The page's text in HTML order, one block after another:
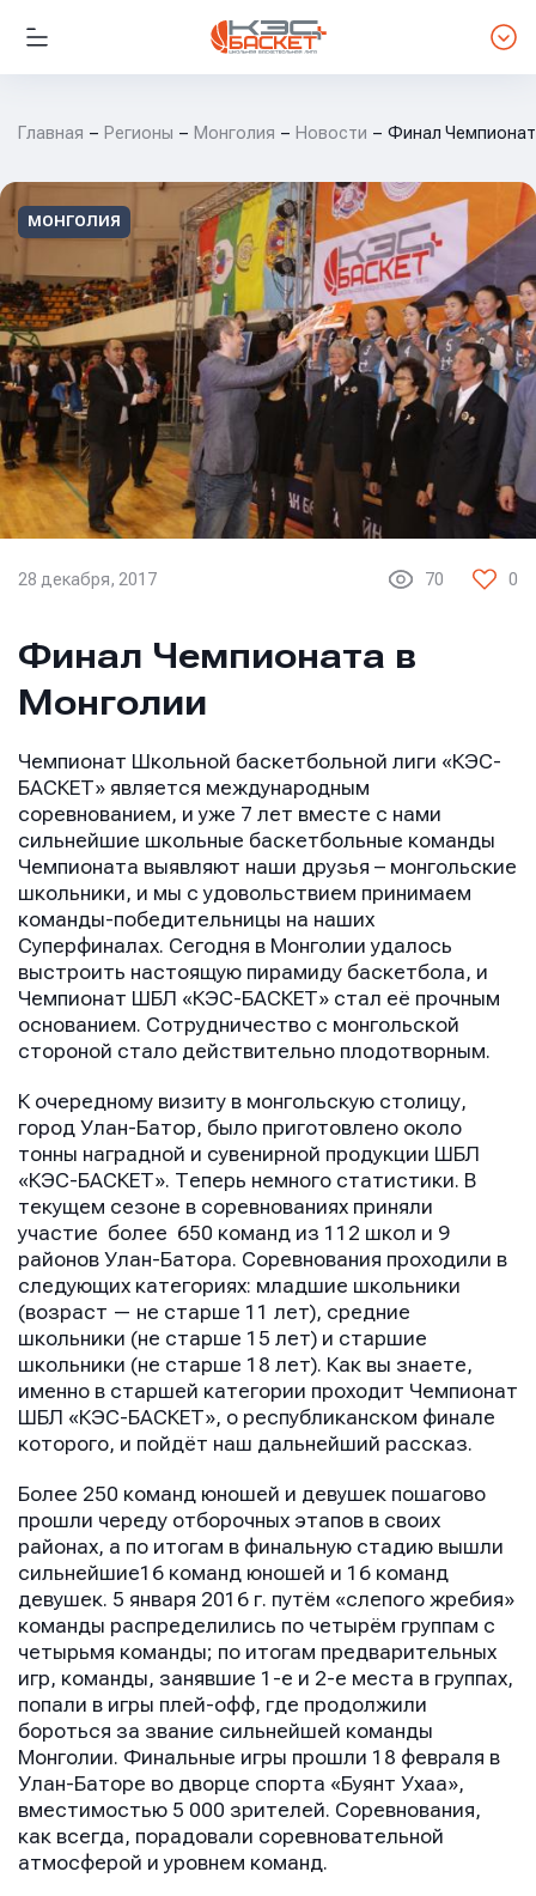
Главная Регионы Монголия Новости Финал
МОНГОЛИЯ
28 декабря, 2017 70 0
Финал Чемпионата в
Монголии
Чемпионат Школьной баскетбольной лиги «КЭС-
БАСКЕТ» является международным
соревнованием, и уже 7 лет вместе с нами
сильнейшие школьные баскетбольные команды
Чемпионата выявляют наши друзья – монгольские
школьники, и мы с удовольствием принимаем
команды-победительницы на наших
Суперфиналах. Сегодня в Монголии удалось
выстроить настоящую пирамиду баскетбола, и
Чемпионат ШБЛ «КЭС-БАСКЕТ» стал её прочным
основанием. Сотрудничество с монгольской
стороной стало действительно плодотворным.
К очередному визиту в монгольскую столицу,
город Улан-Батор, было приготовлено около
тонны наградной и сувенирной продукции ШБЛ
«КЭС-БАСКЕТ». Теперь немного статистики. В
текущем сезоне в соревнованиях приняли
участие более 650 команд из 112 школ и 9
районов Улан-Батора. Соревнования проходили в
следующих категориях: младшие школьники
(возраст — не старше 11 лет), средние
школьники (не старше 15 лет) и старшие
школьники (не старше 18 лет). Как вы знаете,
именно в старшей категории проходит Чемпионат
ШБЛ «КЭС-БАСКЕТ», о республиканском финале
которого, и пойдёт наш дальнейший рассказ.
Более 250 команд юношей и девушек пошагово
прошли череду отборочных этапов в своих
районах, а по итогам в финальную стадию вышли
сильнейшие16 команд юношей и 16 команд
девушек. 5 января 2016 г. путём «слепого жребия»
команды распределились по четырём группам с
четырьмя команды; по итогам предварительных
игр, команды, занявшие 1-е и 2-е места в группах,
попали в игры плей-офф, где продолжили
бороться за звание сильнейшей команды
Монголии. Финальные игры прошли 18 февраля в
Улан-Баторе во дворце спорта «Буянт Ухаа»,
вместимостью 5 000 зрителей. Соревнования,
как всегда, порадовали соревновательной
атмосферой и уровнем команд.